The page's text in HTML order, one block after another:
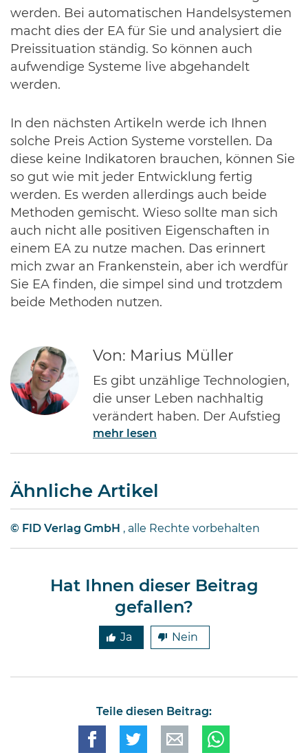
werden. Bei automatischen Handelsystemen
macht dies der EA für Sie und analysiert die
Preissituation ständig. So können auch
aufwendige Systeme live abgehandelt
werden.
In den nächsten Artikeln werde ich Ihnen
solche Preis Action Systeme vorstellen. Da
diese keine Indikatoren brauchen, können Sie
so gut wie mit jeder Entwicklung fertig
werden. Es werden allerdings auch beide
Methoden gemischt. Wieso sollte man sich
auch nicht alle positiven Eigenschaften in
einem EA zu nutze machen. Das erinnert
mich zwar an Frankenstein, aber ich werdfür
Sie EA finden, die simpel sind und trotzdem
beide Methoden nutzen.
Von: Marius Müller
Es gibt unzählige Technologien,
die unser Leben nachhaltig
verändert haben. Der Aufstieg
des Internets gehört ohne Frage
zu den Bedeutendsten. Namen
Bill Gates von Microsoft dürften
jedem Investor geläufig sein.
Diese Männer haben Imperien
ganzen Welt …
mehr lesen
Ähnliche Artikel
© FID Verlag GmbH , alle Rechte vorbehalten
Hat Ihnen dieser Beitrag
gefallen?
Ja Nein
Teile diesen Beitrag: